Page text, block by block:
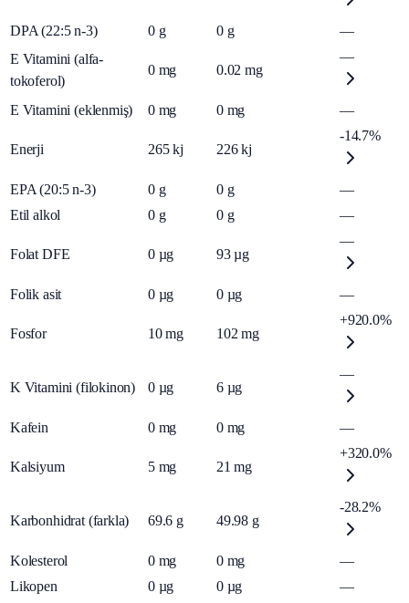
DPA (22:5 n-3) 0 g 0 g
—
E Vitamini (alfa-
tokoferol)
0 mg 0.02 mg
—
E Vitamini (eklenmiş) 0 mg 0 mg —
Enerji 265 kj 226 kj
-14.7%
EPA (20:5 n-3) 0 g 0 g
—
Etil alkol
0 g 0 g —
Folat DFE 0 µg 93 µg
—
Folik asit 0 µg 0 µg —
Fosfor 10 mg 102 mg
+920.0%
K Vitamini (filokinon) 0 µg 6 µg
—
Kafein 0 mg 0 mg —
Kalsiyum 5 mg 21 mg
+320.0%
Karbonhidrat (farkla) 69.6 g 49.98 g
-28.2%
Kolesterol 0 mg 0 mg
—
Likopen
0 µg 0 µg
—